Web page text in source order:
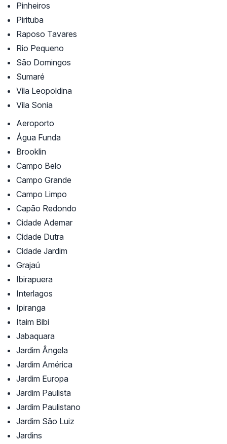
Pinheiros
Pirituba
Raposo Tavares
Rio Pequeno
São Domingos
Sumaré
Vila Leopoldina
Vila Sonia
Aeroporto
Água Funda
Brooklin
Campo Belo
Campo Grande
Campo Limpo
Capão Redondo
Cidade Ademar
Cidade Dutra
Cidade Jardim
Grajaú
Ibirapuera
Interlagos
Ipiranga
Itaim Bibi
Jabaquara
Jardim Ângela
Jardim América
Jardim Europa
Jardim Paulista
Jardim Paulistano
Jardim São Luiz
Jardins